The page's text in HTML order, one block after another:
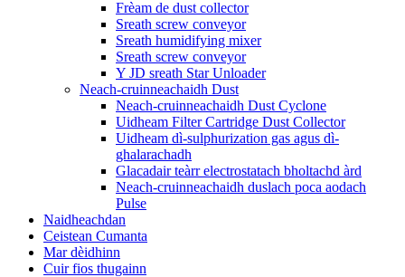
Frèam de dust collector
Sreath screw conveyor
Sreath humidifying mixer
Sreath screw conveyor
Y JD sreath Star Unloader
Neach-cruinneachaidh Dust
Neach-cruinneachaidh Dust Cyclone
Uidheam Filter Cartridge Dust Collector
Uidheam dì-sulphurization gas agus dì-
ghalarachadh
Glacadair teàrr electrostatach bholtachd àrd
Neach-cruinneachaidh duslach poca aodach
Pulse
Naidheachdan
Ceistean Cumanta
Mar dèidhinn
Cuir fios thugainn